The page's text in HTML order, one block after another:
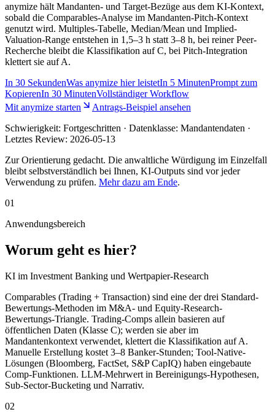
anymize hält Mandanten- und Target-Bezüge aus dem KI-Kontext,
sobald die Comparables-Analyse im Mandanten-Pitch-Kontext
genutzt wird. Multiples-Tabelle, Median/Mean und Implied-
Valuation-Range entstehen in 1,5–3 h statt 3–8 h, bei reiner Peer-
Recherche bleibt die Klassifikation auf C, bei Pitch-Integration
klettert sie auf A.
In 30 SekundenWas anymize hier leistetIn 5 MinutenPrompt zum
KopierenIn 30 MinutenVollständiger Workflow
Mit anymize starten
Antrags-Beispiel ansehen
Schwierigkeit: Fortgeschritten · Datenklasse: Mandantendaten ·
Letztes Review: 2026-05-13
Zur Orientierung gedacht. Die anwaltliche Würdigung im Einzelfall
bleibt selbstverständlich bei Ihnen, KI-Outputs sind vor jeder
Verwendung zu prüfen. Mehr dazu am Ende.
01
Anwendungsbereich
Worum geht es hier?
KI im Investment Banking und Wertpapier-Research
Comparables (Trading + Transaction) sind eine der drei Standard-
Bewertungs-Methoden im M&A- und Equity-Research-
Bewertungs-Triangle. Trading-Comps allein basieren auf
öffentlichen Daten (Klasse C); werden sie aber im
Mandantenkontext verwendet, klettert die Klassifikation auf A.
Manuelle Erstellung kostet 3–8 Banker-Stunden; Tool-Native-
Lösungen (Bloomberg, FactSet, S&P CapIQ) haben eingebaute
Comp-Funktionen. LLM-Mehrwert in Bereinigungs-Hypothesen,
Sub-Sector-Bucketing und Narrativ.
02